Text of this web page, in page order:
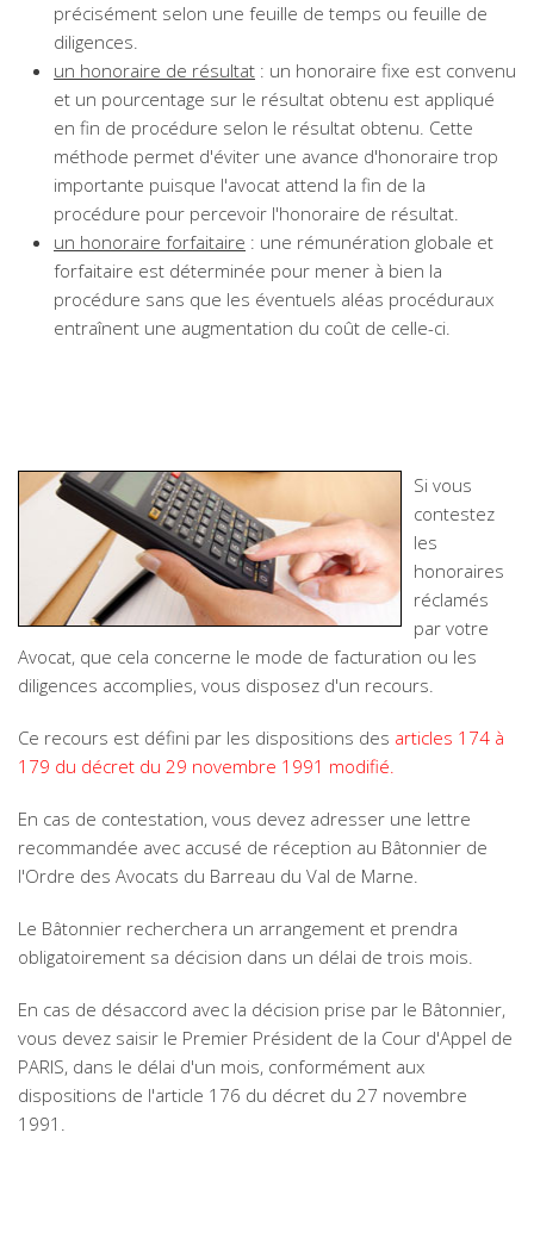
précisément selon une feuille de temps ou feuille de
diligences.
un honoraire de résultat : un honoraire fixe est convenu
et un pourcentage sur le résultat obtenu est appliqué
en fin de procédure selon le résultat obtenu. Cette
méthode permet d'éviter une avance d'honoraire trop
importante puisque l'avocat attend la fin de la
procédure pour percevoir l'honoraire de résultat.
un honoraire forfaitaire : une rémunération globale et
forfaitaire est déterminée pour mener à bien la
procédure sans que les éventuels aléas procéduraux
entraînent une augmentation du coût de celle-ci.
Si vous
contestez
les
honoraires
réclamés
par votre
Avocat, que cela concerne le mode de facturation ou les
diligences accomplies, vous disposez d'un recours.
Ce recours est défini par les dispositions des articles 174 à
179 du décret du 29 novembre 1991 modifié.
En cas de contestation, vous devez adresser une lettre
recommandée avec accusé de réception au Bâtonnier de
l'Ordre des Avocats du Barreau du Val de Marne.
Le Bâtonnier recherchera un arrangement et prendra
obligatoirement sa décision dans un délai de trois mois.
En cas de désaccord avec la décision prise par le Bâtonnier,
vous devez saisir le Premier Président de la Cour d'Appel de
PARIS, dans le délai d'un mois, conformément aux
dispositions de l'article 176 du décret du 27 novembre
1991.